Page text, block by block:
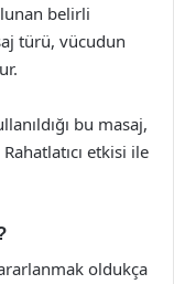
belirli
türü, vücudun
bu masaj,
etkisi ile
oldukça